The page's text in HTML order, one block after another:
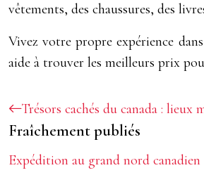
vêtements, des chaussures, des
Vivez votre propre expérience
aide à trouver les meilleurs prix
Trésors cachés du canada : lieux
Fraîchement publiés
Expédition au grand nord